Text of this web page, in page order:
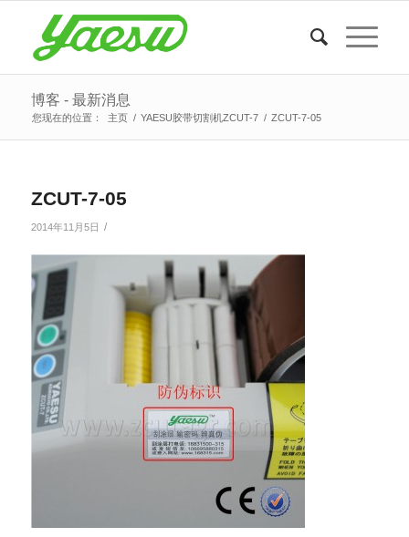
博客 - 最新消息
您现在的位置： 主页 / YAESU胶带切割机ZCUT-7 / ZCUT-7-05
ZCUT-7-05
2014年11月5日 /